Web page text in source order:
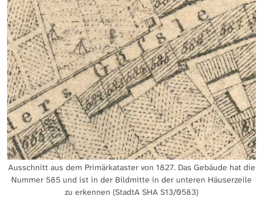
Ausschnitt aus dem Primärkataster von 1827. Das Gebäude hat die
Nummer 585 und ist in der Bildmitte in der unteren Häuserzeile
zu erkennen (StadtA SHA S13/0583)